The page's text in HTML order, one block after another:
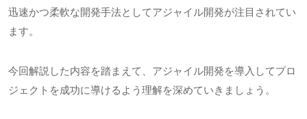
迅速かつ柔軟な開発手法としてアジャイル開発が注目されてい
ます。
今回解説した内容を踏まえて、アジャイル開発を導入してプロ
ジェクトを成功に導けるよう理解を深めていきましょう。